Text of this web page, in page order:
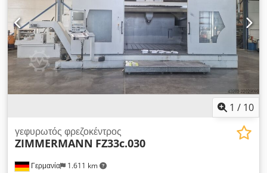
1 / 10
Γερμανία 1.611 km
γεφυρωτός φρεζοκέντρος
ZIMMERMANN FZ33c.030